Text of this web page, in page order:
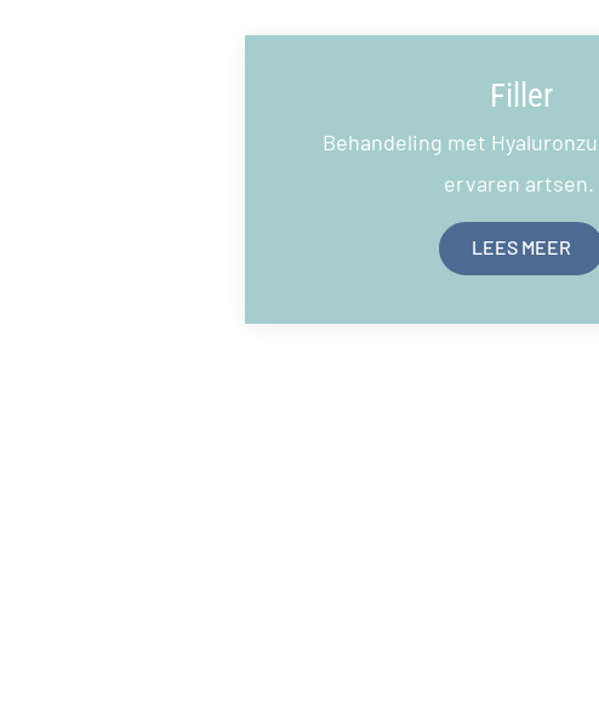
Filler
Behandeling met
ervaren artsen.
LEES MEER